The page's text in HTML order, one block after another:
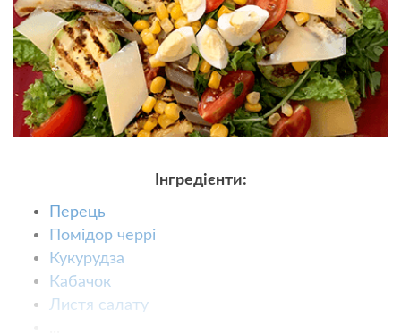
Інгредієнти:
Перець
Помідор черрі
Кукурудза
Кабачок
Листя салату